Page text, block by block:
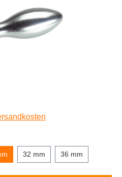
32 mm 36 mm